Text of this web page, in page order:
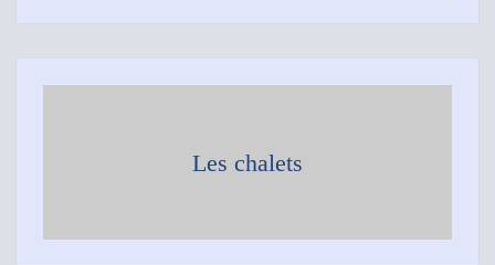
Les chalets